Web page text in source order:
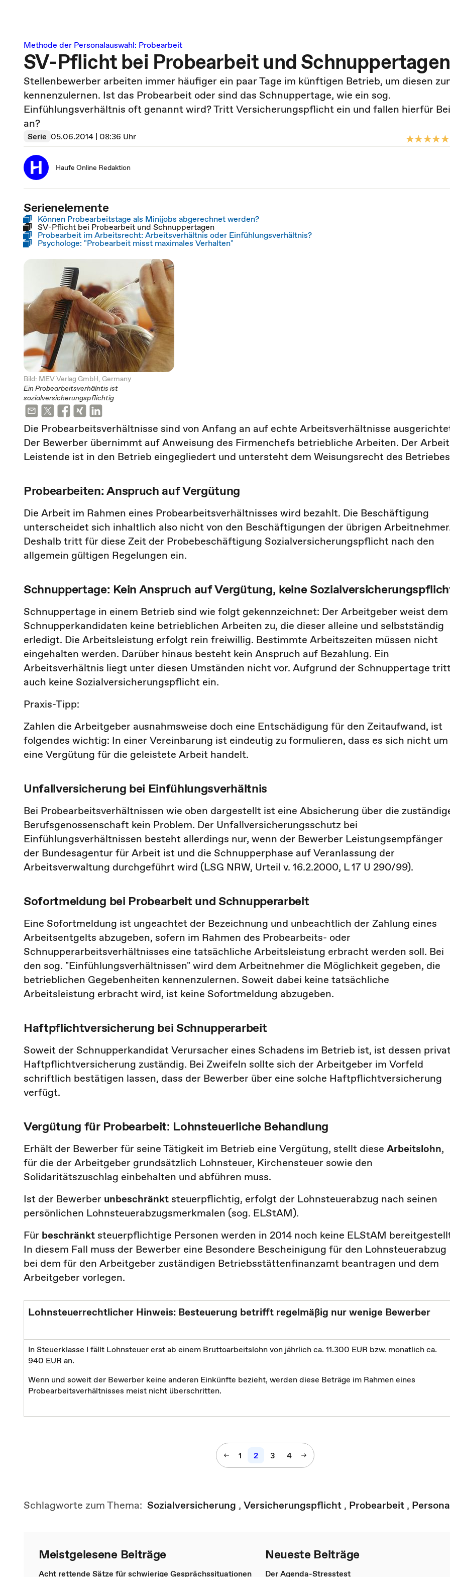
Methode der Personalauswahl: Probearbeit
SV-Pflicht bei Probearbeit und Schnuppertagen
Stellenbewerber arbeiten immer häufiger ein paar Tage im künftigen Betrieb, um diesen
kennenzulernen. Ist das Probearbeit oder sind das Schnuppertage, wie ein sog.
Einfühlungsverhältnis oft genannt wird? Tritt Versicherungspflicht ein und fallen hierfür
an?
Serie 05.06.2014 | 08:36 Uhr
Haufe Online Redaktion
Serienelemente
Können Probearbeitstage als Minijobs abgerechnet werden?
SV-Pflicht bei Probearbeit und Schnuppertagen
Probearbeit im Arbeitsrecht: Arbeitsverhältnis oder Einfühlungsverhältnis?
Psychologe: "Probearbeit misst maximales Verhalten"
Bild: MEV Verlag GmbH, Germany
Ein Probearbeitsverhälntis ist
sozialversicherungspflichtig
Die Probearbeitsverhältnisse sind von Anfang an auf echte Arbeitsverhältnisse
Der Bewerber übernimmt auf Anweisung des Firmenchefs betriebliche Arbeiten. Der Arbeit
Leistende ist in den Betrieb eingegliedert und untersteht dem Weisungsrecht des
Probearbeiten: Anspruch auf Vergütung
Die Arbeit im Rahmen eines Probearbeitsverhältnisses wird bezahlt. Die Beschäftigung
unterscheidet sich inhaltlich also nicht von den Beschäftigungen der übrigen
Deshalb tritt für diese Zeit der Probebeschäftigung Sozialversicherungspflicht nach den
allgemein gültigen Regelungen ein.
Schnuppertage: Kein Anspruch auf Vergütung, keine
Schnuppertage in einem Betrieb sind wie folgt gekennzeichnet: Der Arbeitgeber weist dem
Schnupperkandidaten keine betrieblichen Arbeiten zu, die dieser alleine und selbstständig
erledigt. Die Arbeitsleistung erfolgt rein freiwillig. Bestimmte Arbeitszeiten müssen nicht
eingehalten werden. Darüber hinaus besteht kein Anspruch auf Bezahlung. Ein
Arbeitsverhältnis liegt unter diesen Umständen nicht vor. Aufgrund der Schnuppertage
auch keine Sozialversicherungspflicht ein.
Praxis-Tipp:
Zahlen die Arbeitgeber ausnahmsweise doch eine Entschädigung für den Zeitaufwand, ist
folgendes wichtig: In einer Vereinbarung ist eindeutig zu formulieren, dass es sich nicht um
eine Vergütung für die geleistete Arbeit handelt.
Unfallversicherung bei Einfühlungsverhältnis
Bei Probearbeitsverhältnissen wie oben dargestellt ist eine Absicherung über die
Berufsgenossenschaft kein Problem. Der Unfallversicherungsschutz bei
Einfühlungsverhältnissen besteht allerdings nur, wenn der Bewerber Leistungsempfänger
der Bundesagentur für Arbeit ist und die Schnupperphase auf Veranlassung der
Arbeitsverwaltung durchgeführt wird (LSG NRW, Urteil v. 16.2.2000, L 17 U 290/99).
Sofortmeldung bei Probearbeit und Schnupperarbeit
Eine Sofortmeldung ist ungeachtet der Bezeichnung und unbeachtlich der Zahlung eines
Arbeitsentgelts abzugeben, sofern im Rahmen des Probearbeits- oder
Schnupperarbeitsverhältnisses eine tatsächliche Arbeitsleistung erbracht werden soll. Bei
den sog. "Einfühlungsverhältnissen" wird dem Arbeitnehmer die Möglichkeit gegeben, die
betrieblichen Gegebenheiten kennenzulernen. Soweit dabei keine tatsächliche
Arbeitsleistung erbracht wird, ist keine Sofortmeldung abzugeben.
Haftpflichtversicherung bei Schnupperarbeit
Soweit der Schnupperkandidat Verursacher eines Schadens im Betrieb ist, ist dessen
Haftpflichtversicherung zuständig. Bei Zweifeln sollte sich der Arbeitgeber im Vorfeld
schriftlich bestätigen lassen, dass der Bewerber über eine solche Haftpflichtversicherung
verfügt.
Vergütung für Probearbeit: Lohnsteuerliche Behandlung
Erhält der Bewerber für seine Tätigkeit im Betrieb eine Vergütung, stellt diese Arbeitslohn,
für die der Arbeitgeber grundsätzlich Lohnsteuer, Kirchensteuer sowie den
Solidaritätszuschlag einbehalten und abführen muss.
Ist der Bewerber unbeschränktsteuerpflichtig, erfolgt der Lohnsteuerabzug nach seinen
persönlichen Lohnsteuerabzugsmerkmalen (sog. ELStAM).
Für beschränktsteuerpflichtige Personen werden in 2014 noch keine ELStAM
In diesem Fall muss der Bewerber eine Besondere Bescheinigung für den Lohnsteuerabzug
bei dem für den Arbeitgeber zuständigen Betriebsstättenfinanzamt beantragen und dem
Arbeitgeber vorlegen.
Lohnsteuerrechtlicher Hinweis: Besteuerung betrifft regelmäßig nur wenige Bewerber
In Steuerklasse I fällt Lohnsteuer erst ab einem Bruttoarbeitslohn von jährlich ca. 11.300 EUR bzw. monatlich ca.
940 EUR an.
Wenn und soweit der Bewerber keine anderen Einkünfte bezieht, werden diese Beträge im Rahmen eines
Probearbeitsverhältnisses meist nicht überschritten.
1 2 3 4
Schlagworte zum Thema: Sozialversicherung , Versicherungspflicht , Probearbeit ,
Meistgelesene Beiträge
Acht rettende Sätze für schwierige Gesprächssituationen
Neueste Beiträge
Der Agenda-Stresstest